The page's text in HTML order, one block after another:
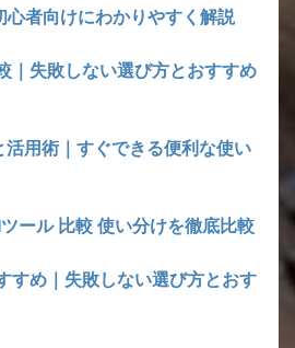
者向けにわかりやすく解説
｜失敗しない選び方とおすすめ
用術｜すぐできる便利な使い
ール 比較 使い分けを徹底比較
すめ｜失敗しない選び方とおす